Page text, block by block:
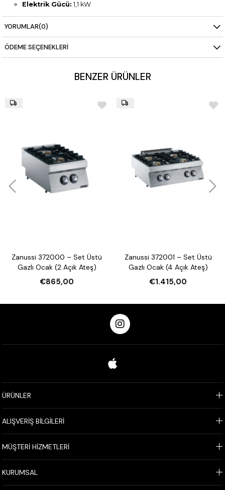
Elektrik Gücü: 1,1 kW
Ağırlık:115 kg
YORUMLAR(0)
ÖDEME SEÇENEKLERI
BENZER ÜRÜNLER
Zanussi 372000 – Set Üstü
Gazlı Ocak (2 Açık Ateş)
€865,00
Zanussi 372001 – Set Üstü
Gazlı Ocak (4 Açık Ateş)
€1.415,00
ÜRÜNLER
ALIŞVERİŞ BİLGİLERİ
MÜŞTERİ HİZMETLERİ
KURUMSAL